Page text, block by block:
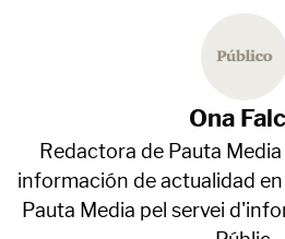
Ona
Redactora de Pauta
información de actualidad
Pauta Media pel servei